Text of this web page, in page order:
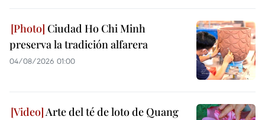
Ciudad Ho Chi Minh
preserva la tradición alfarera
04/08/2026 01:00
Arte del té de loto de Quang